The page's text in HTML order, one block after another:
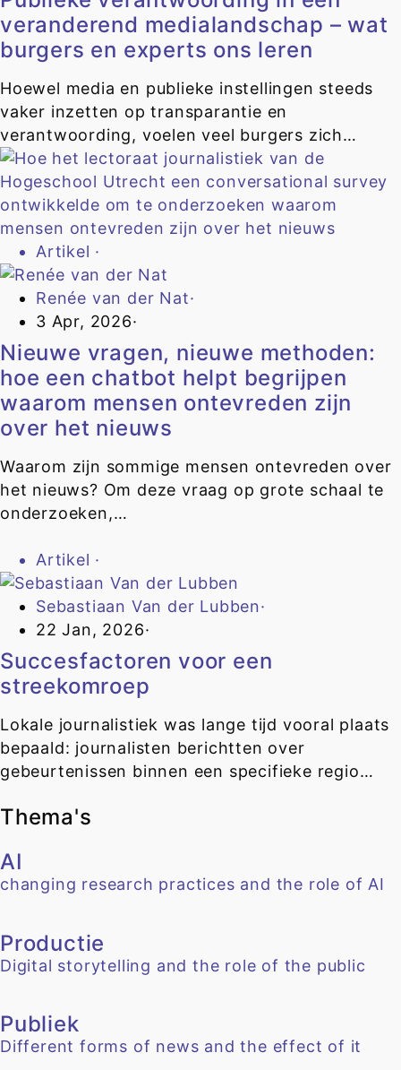
veranderend medialandschap – wat
burgers en experts ons leren
Hoewel media en publieke instellingen steeds
vaker inzetten op transparantie en
verantwoording, voelen veel burgers zich…
Artikel ·
Renée van der Nat·
3 Apr, 2026·
Nieuwe vragen, nieuwe methoden:
hoe een chatbot helpt begrijpen
waarom mensen ontevreden zijn
over het nieuws
Waarom zijn sommige mensen ontevreden over
het nieuws? Om deze vraag op grote schaal te
onderzoeken,…
Artikel ·
Sebastiaan Van der Lubben·
22 Jan, 2026·
Succesfactoren voor een
streekomroep
Lokale journalistiek was lange tijd vooral plaats
bepaald: journalisten berichtten over
gebeurtenissen binnen een specifieke regio…
Thema's
AI
changing research practices and the role of AI
Productie
Digital storytelling and the role of the public
Publiek
Different forms of news and the effect of it